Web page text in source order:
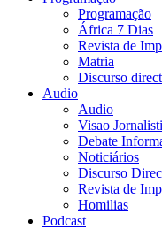
Programação
África 7 Dias
Revista de
Matria
Discurso
Audio
Audio
Visao
Debate
Noticiários
Discurso
Revista de
Homilias
Podcast